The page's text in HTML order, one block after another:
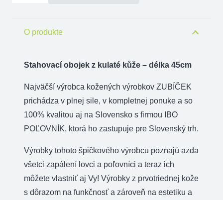
dĺžka
45cm
O produkte
Stahovací obojek z kulaté kůže – délka 45cm
Najväčší výrobca kožených výrobkov ZUBÍČEK
prichádza v plnej sile, v kompletnej ponuke a so
100% kvalitou aj na Slovensko s firmou IBO
POĽOVNÍK, ktorá ho zastupuje pre Slovenský trh.
Výrobky tohoto špičkového výrobcu poznajú azda
všetci zapálení lovci a poľovníci a teraz ich
môžete vlastniť aj Vy! Výrobky z prvotriednej kože
s dôrazom na funkčnosť a zároveň na estetiku a